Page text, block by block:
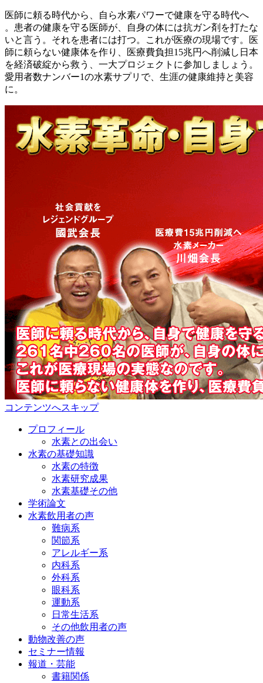
医師に頼る時代から、自ら水素パワーで健康を守る時代へ
。患者の健康を守る医師が、自身の体には抗ガン剤を打たな
いと言う。それを患者には打つ。これが医療の現場です。医
師に頼らない健康体を作り、医療費負担15兆円へ削減し日本
を経済破綻から救う、一大プロジェクトに参加しましょう。
愛用者数ナンバー1の水素サプリで、生涯の健康維持と美容
に。
コンテンツへスキップ
プロフィール
水素との出会い
水素の基礎知識
水素の特徴
水素研究成果
水素基礎その他
学術論文
水素飲用者の声
難病系
関節系
アレルギー系
内科系
外科系
眼科系
運動系
日常生活系
その他飲用者の声
動物改善の声
セミナー情報
報道・芸能
書籍関係